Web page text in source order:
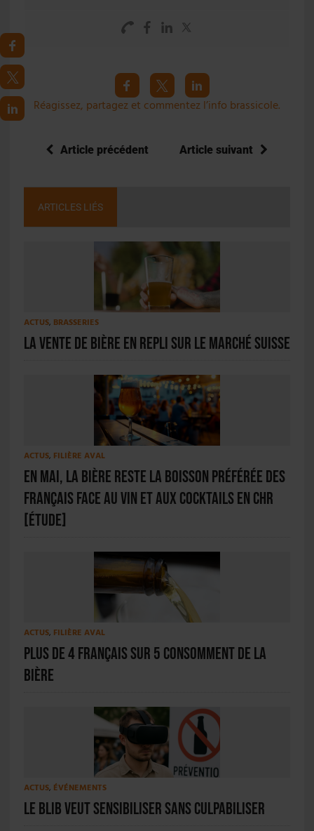
Réagissez, partagez et commentez l’info brassicole.
Article précédent Article suivant
ARTICLES LIÉS
ACTUS, BRASSERIES
La vente de bière en repli sur le marché suisse
ACTUS, FILIÈRE AVAL
En mai, la bière reste la boisson préférée des
Français face au vin et aux cocktails en CHR
[ÉTUDE]
ACTUS, FILIÈRE AVAL
Plus de 4 Français sur 5 consomment de la
bière
ACTUS, ÉVÉNEMENTS
Le BLIB veut sensibiliser sans culpabiliser